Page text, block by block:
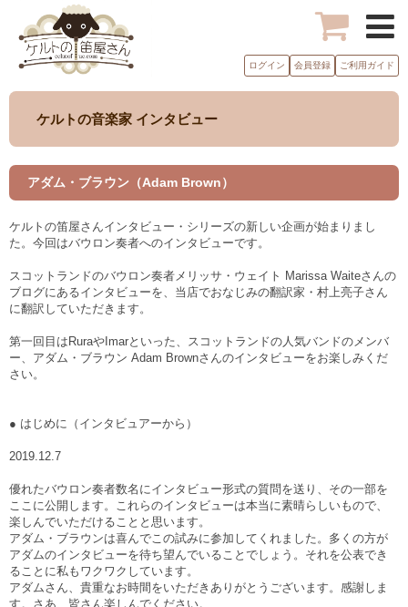
ログイン 会員登録 ご利用ガイド
ケルトの音楽家 インタビュー
アダム・ブラウン（Adam Brown）
ケルトの笛屋さんインタビュー・シリーズの新しい企画が始まりまし
た。今回はバウロン奏者へのインタビューです。
スコットランドのバウロン奏者メリッサ・ウェイト Marissa Waiteさんの
ブログにあるインタビューを、当店でおなじみの翻訳家・村上亮子さん
に翻訳していただきます。
第一回目はRuraやImarといった、スコットランドの人気バンドのメンバ
ー、アダム・ブラウン Adam Brownさんのインタビューをお楽しみくだ
さい。
● はじめに （インタビュアーから）
2019.12.7
優れたバウロン奏者数名にインタビュー形式の質問を送り、その一部を
ここに公開します。これらのインタビューは本当に素晴らしいもので、
楽しんでいただけることと思います。
アダム・ブラウンは喜んでこの試みに参加してくれました。多くの方が
アダムのインタビューを待ち望んでいることでしょう。それを公表でき
ることに私もワクワクしています。
アダムさん、貴重なお時間をいただきありがとうございます。感謝しま
す。さあ、皆さん楽しんでください。